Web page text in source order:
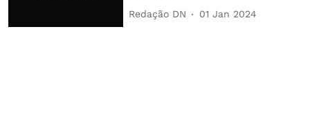
Redação DN 01 Jan 2024